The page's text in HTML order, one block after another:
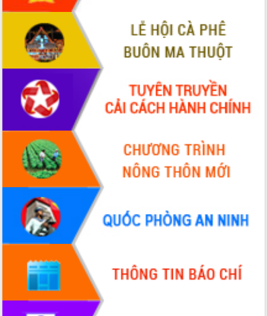
Đề án 06 tạo bước ngoặt đột phá trong
cải cách hành chính tỉnh Đắk Lắk
Kết nối tour, đẩy mạnh chuyển đổi số
để phát triển du lịch Đắk Lắk
Khởi động Dự án Đầu tư xây dựng hạ
tầng kỹ thuật Cụm công nghiệp Tân
Tiến
Gặp mặt các cơ quan báo chí nhân Kỷ
niệm 101 năm Ngày Báo chí Cách
Đắk Lắk sơ kết 4 năm triển khai thực
hiện Đề án 06 của Chính phủ
Họp báo thông tin về Hội nghị Công bố
Quy hoạch và Xúc tiến đầu tư tỉnh Đắk
Lắk
Khơi thông điểm nghẽn, đẩy nhanh
giải ngân vốn khắc phục thiên tai
HĐND tỉnh thông qua điều chỉnh Quy
hoạch tỉnh thời kỳ 2021-2030
Hội thảo góp ý hồ sơ điều chỉnh quy
hoạch tỉnh Đắk Lắk thời kỳ 2021-2030,
tầm nhìn đến năm 2050
Nâng cao hiệu quả hoạt động của các
doanh nghiệp nhà nước